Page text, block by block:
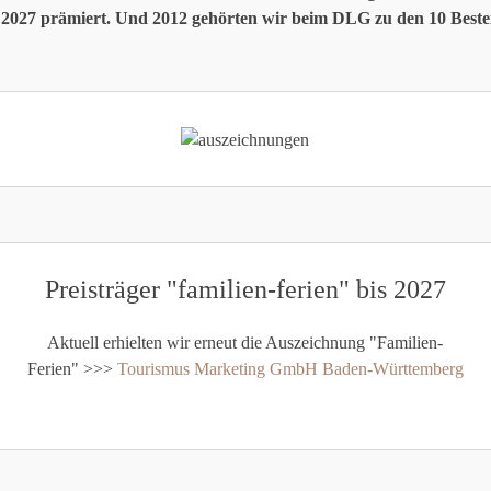
prämiert. Und 2012 gehörten wir beim DLG zu den 10
Preisträger "familien-ferien" bis 2027
Aktuell erhielten wir erneut die Auszeichnung "Familien-
Ferien" >>> Tourismus Marketing GmbH Baden-Württemberg